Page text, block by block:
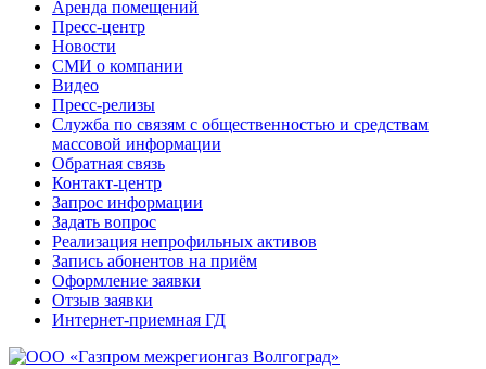
Аренда помещений
Пресс-центр
Новости
СМИ о компании
Видео
Пресс-релизы
Служба по связям с общественностью и средствам
массовой информации
Обратная связь
Контакт-центр
Запрос информации
Задать вопрос
Реализация непрофильных активов
Запись абонентов на приём
Оформление заявки
Отзыв заявки
Интернет-приемная ГД